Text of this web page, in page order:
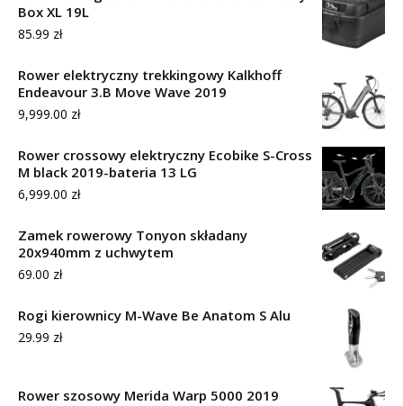
Box XL 19L
85.99 zł
Rower elektryczny trekkingowy Kalkhoff
Endeavour 3.B Move Wave 2019
9,999.00 zł
Rower crossowy elektryczny Ecobike S-Cross
M black 2019-bateria 13 LG
6,999.00 zł
Zamek rowerowy Tonyon składany
20x940mm z uchwytem
69.00 zł
Rogi kierownicy M-Wave Be Anatom S Alu
29.99 zł
Rower szosowy Merida Warp 5000 2019